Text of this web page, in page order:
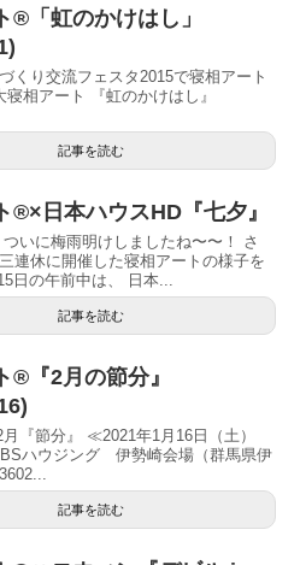
®「虹のかけはし」
くり交流フェスタ2015で寝相アート
寝相アート 『虹のかけはし』
記事を読む
®︎×日本ハウスHD『七夕』
いに梅雨明けしましたね〜〜！ さ
連休に開催した寝相アートの様子を
日の午前中は、 日本...
記事を読む
®『2月の節分』
『節分』 ≪2021年1月16日（土）
ハウジング 伊勢崎会場（群馬県伊
記事を読む